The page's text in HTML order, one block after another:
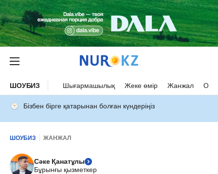
ШОУБИЗ Шығармашылық Жеке өмір Жанжал
Бізбен бірге қатарынан болған күндеріңіз
ШОУБИЗ ЖАНЖАЛ
Сәке Қанатұлы
Бұрынғы қызметкер